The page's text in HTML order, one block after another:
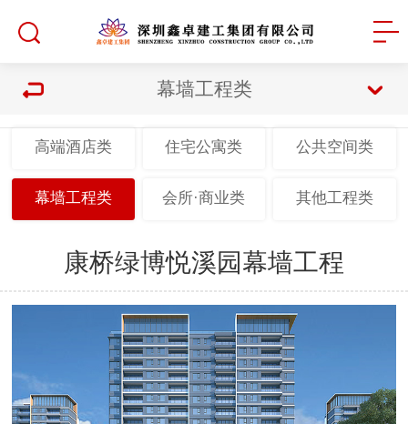
幕墙工程类
高端酒店类 住宅公寓类 公共空间类
幕墙工程类 会所·商业类 其他工程类
康桥绿博悦溪园幕墙工程